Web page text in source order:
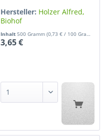
Hersteller: Holzer Alfred,
Biohof
Inhalt500 Gramm(0,73 € / 100 Gramm)
3,65 €